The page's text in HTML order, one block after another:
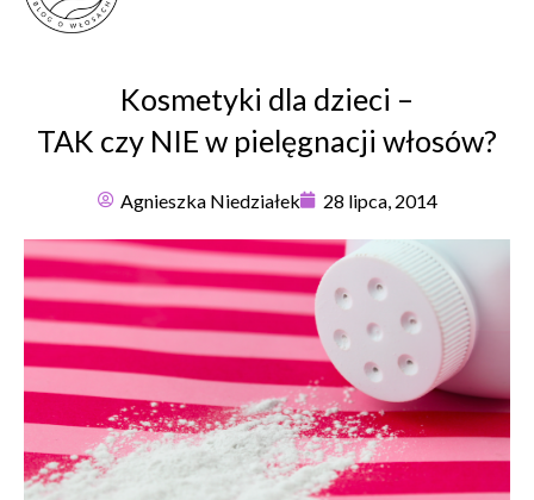
Kosmetyki dla dzieci –
TAK czy NIE w pielęgnacji włosów?
Agnieszka Niedziałek 28 lipca, 2014